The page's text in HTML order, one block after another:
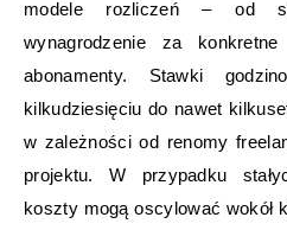
modele rozliczeń – od
wynagrodzenie za
abonamenty. Stawki
kilkudziesięciu do nawet
w zależności od renomy
projektu. W przypadku
koszty mogą oscylować wokół